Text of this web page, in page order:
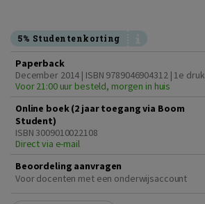
5% Studentenkorting
Paperback
December 2014 | ISBN 9789046904312 | 1e druk
Voor 21:00 uur besteld, morgen in huis
Online boek (2 jaar toegang via Boom
Student)
ISBN 3009010022108
Direct via e-mail
Beoordeling aanvragen
Voor docenten met een onderwijsaccount